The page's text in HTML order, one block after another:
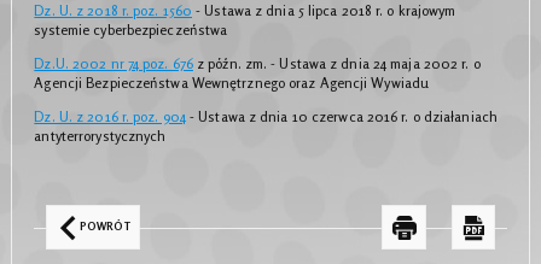
Dz. U. z 2018 r. poz. 1560 - Ustawa z dnia 5 lipca 2018 r. o krajowym
systemie cyberbezpieczeństwa
Dz.U. 2002 nr 74 poz. 676z późn. zm. - Ustawa z dnia 24 maja 2002 r. o
Agencji Bezpieczeństwa Wewnętrznego oraz Agencji Wywiadu
Dz. U. z 2016 r. poz. 904-Ustawa z dnia 10 czerwca 2016 r. o działaniach
antyterrorystycznych
POWRÓT